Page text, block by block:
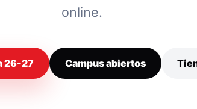
online.
26-27 Campus abiertos